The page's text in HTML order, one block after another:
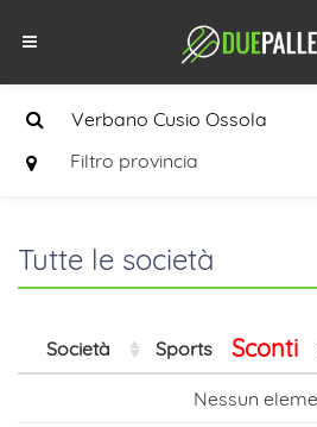
Filtro provincia
Tutte le società
Società Sports Sconti
Nessun